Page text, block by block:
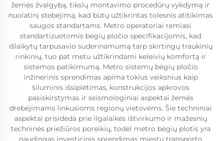
žemės žvalgybą, tikslų montavimo procedūrų vykdymą ir
nuolatinį stebėjimą, kad būtų užtikrintas tolesnis atitikimas
saugos standartams. Metro operatoriai remiasi
standartizuotomis bėgių pločio specifikacijomis, kad
išlaikytų tarpusavio suderinamumą tarp skirtingų traukinių
rinkinių, tuo pat metu užtikrindami keleivių komfortą ir
sistemos patikimumą. Metro sistemų bėgių pločio
inžinerinis sprendimas apima tokius veiksnius kaip
šiluminis išsiplėtimas, konstrukcijos apkrovos
pasiskirstymas ir seismologiniai aspektai žemės
drebėjimams linkusioms regionų vietovėms. Šie techniniai
aspektai prisideda prie ilgalaikės ištvirkumo ir mažesnių
techninės priežiūros poreikių, todėl metro bėgių plotis yra
naudingas investicinis sprendimas miestų transporto